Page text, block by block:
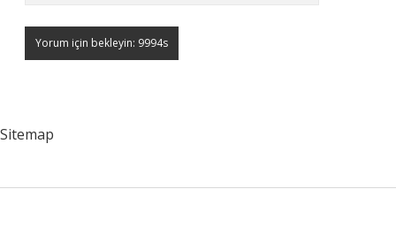
Sitemap